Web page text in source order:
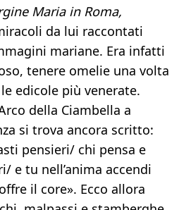
Maria in Roma,
da lui raccontati
mariane. Era infatti
tenere omelie una volta
edicole più venerate.
della Ciambella a
si trova ancora scritto:
pensieri/ chi pensa e
e tu nell’anima accendi
il core». Ecco allora